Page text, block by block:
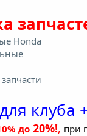
Honda
клуба
до 20%!, при